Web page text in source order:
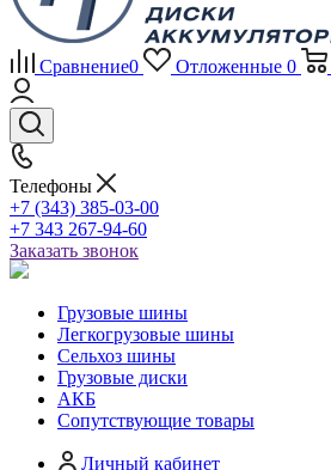
Сравнение0 Отложенные 0
Телефоны
+7 (343) 385-03-00
+7 343 267-94-60
Заказать звонок
Грузовые шины
Легкогрузовые шины
Сельхоз шины
Грузовые диски
АКБ
Сопутствующие товары
Личный кабинет